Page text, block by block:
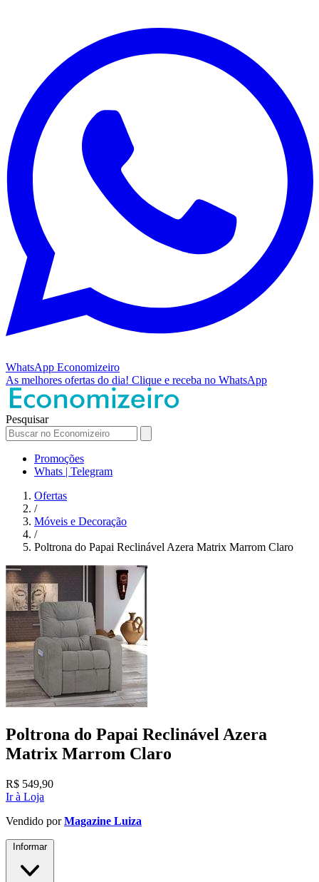
WhatsApp Economizeiro
As melhores ofertas do dia! Clique e receba no WhatsApp
Pesquisar
Promoções
Whats | Telegram
Ofertas
/
Móveis e Decoração
/
Poltrona do Papai Reclinável Azera Matrix Marrom Claro
Poltrona do Papai Reclinável Azera
Matrix Marrom Claro
R$ 549,90
Ir à Loja
Vendido porMagazine Luiza
Informar